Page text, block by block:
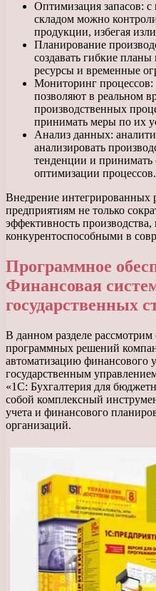
Оптимизация запасов:
складом можно
продукции, избегая
Планирование
создавать гибкие
ресурсы и временные
Мониторинг
позволяют в реальном
производственных
принимать меры по их
Анализ данных:
анализировать
тенденции и
оптимизации процессов.
Внедрение интегрированных
предприятиям не только
эффективность производства,
конкурентоспособными в
Программное
Финансовая
государственных
В данном разделе
программных решений
автоматизацию финансового
государственным
«1С: Бухгалтерия для
собой комплексный
учета и финансового
организаций.